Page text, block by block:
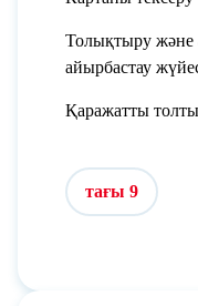
Толықтыру және
айырбастау
Қаражатты
тағы 9